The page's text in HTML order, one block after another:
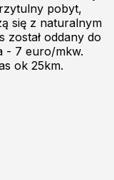
pobyt,
się z naturalnym
został oddany do
- 7 euro/mkw.
ok 25km.